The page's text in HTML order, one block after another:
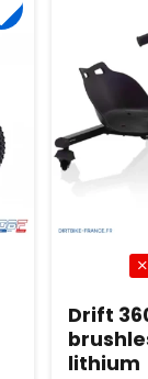
Drift
lithium